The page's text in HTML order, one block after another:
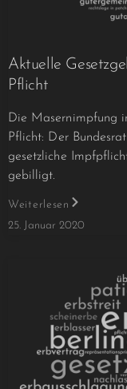
Aktuelle
Pflicht
Die Masernimpfung
Pflicht: Der
gesetzliche
gebilligt.
Weiterlesen
25. Januar 2020